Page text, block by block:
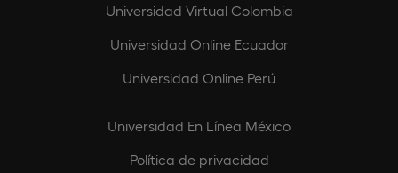
Universidad Virtual Colombia
Universidad Online Ecuador
Universidad Online Perú
Universidad En Línea México
Política de privacidad